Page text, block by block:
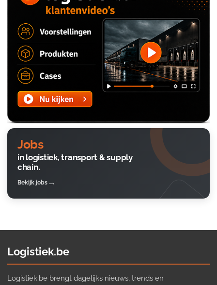
Jobs
in logistiek, transport & supply
chain.
Bekijk jobs
Logistiek.be
Logistiek.be brengt dagelijks nieuws, trends en